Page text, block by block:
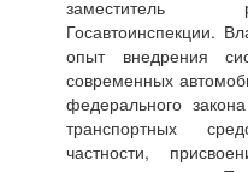
заместитель
Госавтоинспекции.
опыт внедрения
современных
федерального
транспортных
частности,